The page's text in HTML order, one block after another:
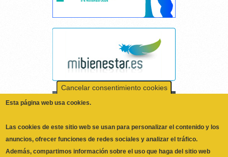
Cancelar consentimiento cookies
Esta página web usa cookies.
Las cookies de este sitio web se usan para personalizar el contenido y los
anuncios, ofrecer funciones de redes sociales y analizar el tráfico.
Además, compartimos información sobre el uso que haga del sitio web
con nuestros partners de redes sociales, publicidad y análisis web,
quienes pueden combinarla con otra información que les haya
proporcionado o que hayan recopilado a partir del uso que haya hecho de
Necesarias
Las cookies necesarias ayudan a hacer una página web utilizable